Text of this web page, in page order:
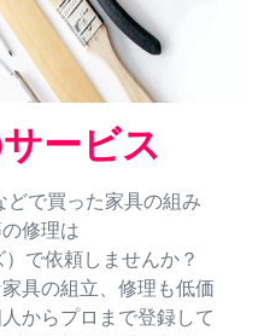
ービス
どで買った家具の組み
修理は
で依頼しませんか？
具の組立、修理も低価
からプロまで登録して